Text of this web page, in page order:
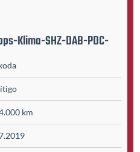
Klima-SHZ-DAB-PDC-
km